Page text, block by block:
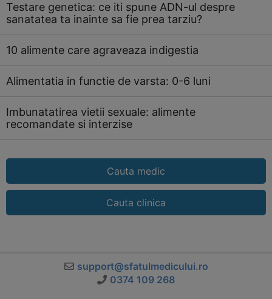
Testare genetica: ce iti spune ADN-ul despre
sanatatea ta inainte sa fie prea tarziu?
10 alimente care agraveaza indigestia
Alimentatia in functie de varsta: 0-6 luni
Imbunatatirea vietii sexuale: alimente
recomandate si interzise
Cauta medic
Cauta clinica
support@sfatulmedicului.ro
0374 109 268